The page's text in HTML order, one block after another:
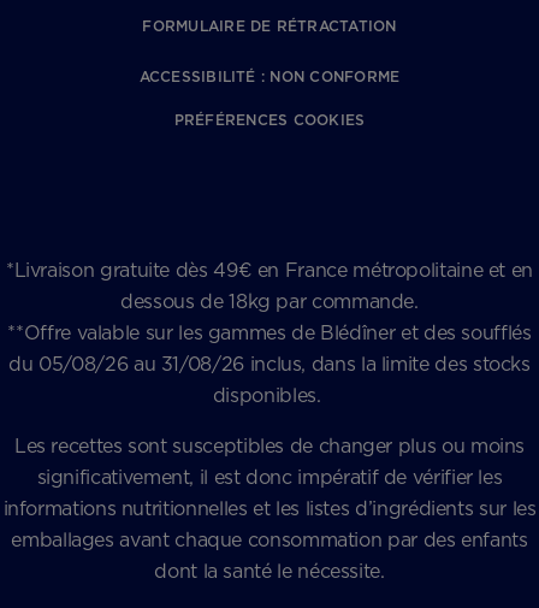
FORMULAIRE DE RÉTRACTATION
ACCESSIBILITÉ : NON CONFORME
PRÉFÉRENCES COOKIES
*Livraison gratuite dès 49€ en France métropolitaine et en
dessous de 18kg par commande.
**Offre valable sur les gammes de Blédîner et des soufflés
du 05/08/26 au 31/08/26 inclus, dans la limite des stocks
disponibles.
Les recettes sont susceptibles de changer plus ou moins
significativement, il est donc impératif de vérifier les
informations nutritionnelles et les listes d’ingrédients sur les
emballages avant chaque consommation par des enfants
dont la santé le nécessite.